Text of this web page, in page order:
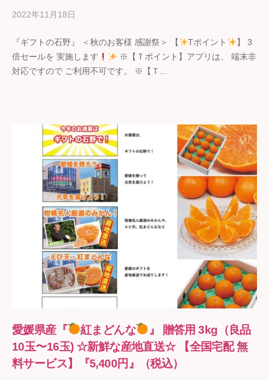
2022年11月18日
フ
ト
『ギフトの石野』 ＜秋のお客様 感謝祭＞ 【 Tポイント
】 3
倍セールを 実施します
※【Ｔポイント】アプリは、 端末非
対応ですので ご利用不可です。 ※【Ｔ...
愛媛県産『 紅まどんな
』 贈答用 3kg（良品
10玉〜16玉) ☆新鮮な産地直送☆ 【全国宅配 無
料サービス】『5,400円』（税込）